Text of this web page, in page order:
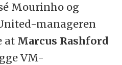
Mourinho og
manageren
at Marcus Rashford
VM-